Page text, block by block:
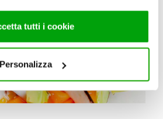
con altre informazioni che ha
raccolto dal suo utilizzo dei loro
policy. Se clicchi sulla “X” per
verranno installati cookie sul tuo
di quelli necessari ai fini del
del sito.
tutti i cookie
Personalizza